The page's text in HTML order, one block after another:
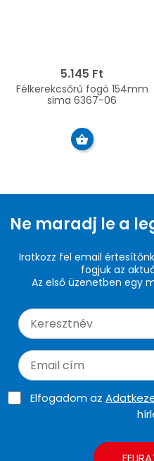
5.145 Ft
Félkerekcsőrű fogó 154mm
sima 6367-06
Ne maradj le a
Iratkozz fel email
fogjuk az
Az első üzenetben egy
Elfogadom az